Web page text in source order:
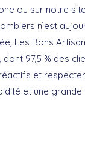
ou sur notre
n’est
Les Bons
97,5 % des
et
et une grande